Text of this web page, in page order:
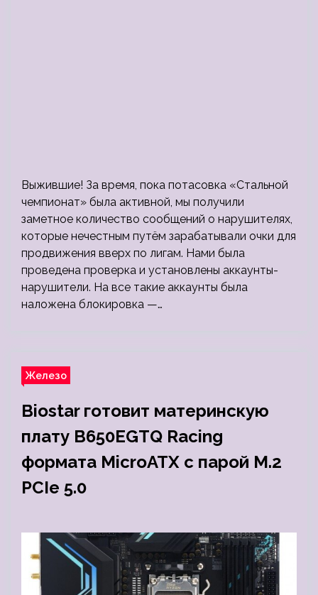
Выжившие! За время, пока потасовка «Стальной
чемпионат» была активной, мы получили
заметное количество сообщений о нарушителях,
которые нечестным путём зарабатывали очки для
продвижения вверх по лигам. Нами была
проведена проверка и установлены аккаунты-
нарушители. На все такие аккаунты была
наложена блокировка —…
Железо
Biostar готовит материнскую
плату B650EGTQ Racing
формата MicroATX с парой M.2
PCIe 5.0